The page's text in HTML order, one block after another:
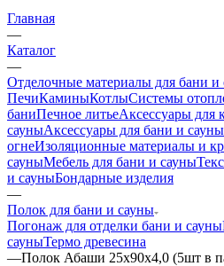
Главная
—
Каталог
—
Отделочные материалы для бани и
ПечиКаминыКотлыСистемы
баниПечное литьеАксессуары для
сауныАксессуары для бани и сауны
огнеИзоляционные материалы и
сауныМебель для бани и сауны
и сауныБондарные изделия
—
Полок для бани и сауны
Погонаж для отделки бани и сауны
сауныТермо древесина
—Полок Абаши 25х90х4,0 (5шт в